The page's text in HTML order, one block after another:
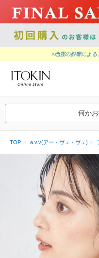
>地震の影響による
何か
TOP a.v.v(アー・ヴェ・ヴェ)